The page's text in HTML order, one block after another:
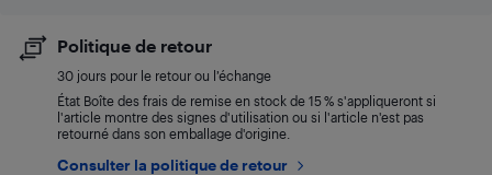
Politique de retour
30 jours pour le retour ou l’échange
État Boîte des frais de remise en stock de 15 % s'appliqueront si
l'article montre des signes d'utilisation ou si l'article n'est pas
retourné dans son emballage d'origine.
Consulter la politique de retour